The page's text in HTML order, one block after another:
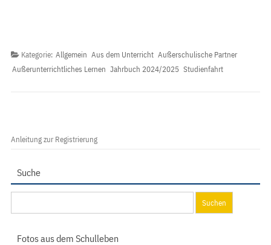
Kategorie: Allgemein Aus dem Unterricht Außerschulische Partner
Außerunterrichtliches Lernen Jahrbuch 2024/2025 Studienfahrt
Anleitung zur Registrierung
Suche
nach:
Fotos aus dem Schulleben